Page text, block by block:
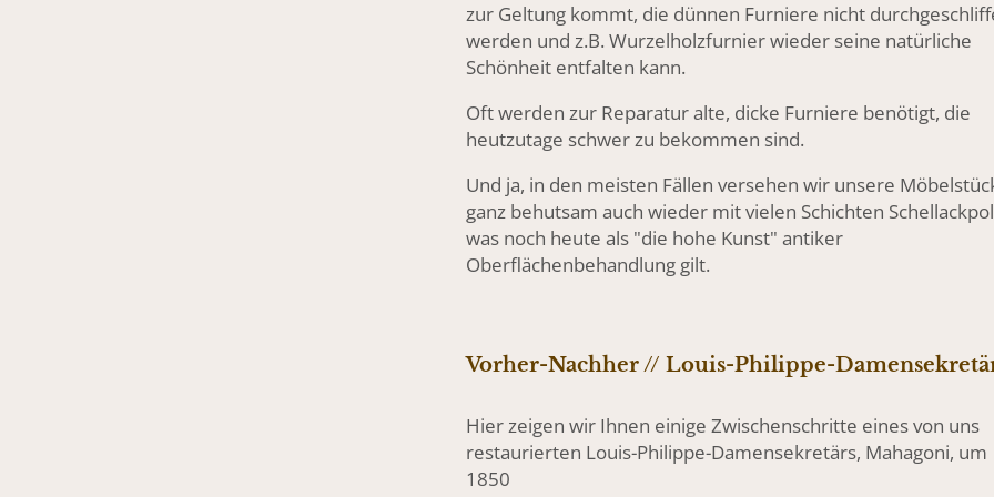
zur Geltung kommt, die dünnen Furniere nicht
werden und z.B. Wurzelholzfurnier wieder seine natürliche
Schönheit entfalten kann.
Oft werden zur Reparatur alte, dicke Furniere benötigt, die
heutzutage schwer zu bekommen sind.
Und ja, in den meisten Fällen versehen wir unsere
ganz behutsam auch wieder mit vielen Schichten
was noch heute als "die hohe Kunst" antiker
Oberflächenbehandlung gilt.
Vorher-Nachher // Louis-Philippe-
Hier zeigen wir Ihnen einige Zwischenschritte eines von uns
restaurierten Louis-Philippe-Damensekretärs, Mahagoni, um
1850